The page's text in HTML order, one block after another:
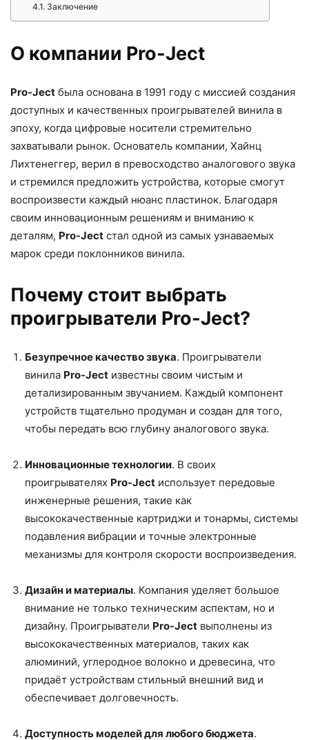
Заключение
О компании Pro-Ject
Pro-Ject была основана в 1991 году с миссией создания
доступных и качественных проигрывателей винила в
эпоху, когда цифровые носители стремительно
захватывали рынок. Основатель компании, Хайнц
Лихтенеггер, верил в превосходство аналогового звука
и стремился предложить устройства, которые смогут
воспроизвести каждый нюанс пластинок. Благодаря
своим инновационным решениям и вниманию к
деталям, Pro-Ject стал одной из самых узнаваемых
марок среди поклонников винила.
Почему стоит выбрать
проигрыватели Pro-Ject?
Безупречное качество звука. Проигрыватели
винила Pro-Ject известны своим чистым и
детализированным звучанием. Каждый компонент
устройств тщательно продуман и создан для того,
чтобы передать всю глубину аналогового звука.
Инновационные технологии. В своих
проигрывателях Pro-Ject использует передовые
инженерные решения, такие как
высококачественные картриджи и тонармы, системы
подавления вибрации и точные электронные
механизмы для контроля скорости воспроизведения.
Дизайн и материалы. Компания уделяет большое
внимание не только техническим аспектам, но и
дизайну. Проигрыватели Pro-Ject выполнены из
высококачественных материалов, таких как
алюминий, углеродное волокно и древесина, что
придаёт устройствам стильный внешний вид и
обеспечивает долговечность.
Доступность моделей для любого бюджета.